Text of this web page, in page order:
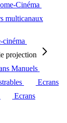
Cinéma
multicanaux
cinéma
projection
Manuels
Ecrans
Ecrans